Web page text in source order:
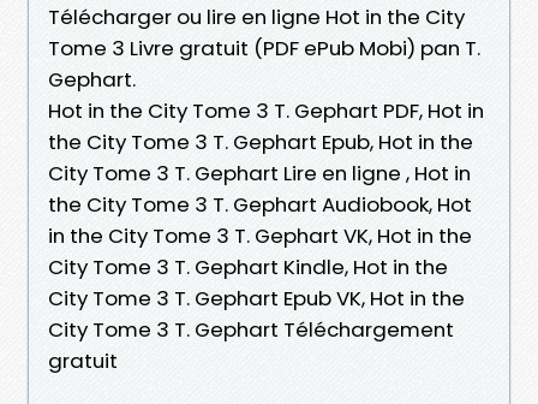
Télécharger ou lire en ligne Hot in the City
Tome 3 Livre gratuit (PDF ePub Mobi) pan T.
Gephart.
Hot in the City Tome 3 T. Gephart PDF, Hot in
the City Tome 3 T. Gephart Epub, Hot in the
City Tome 3 T. Gephart Lire en ligne , Hot in
the City Tome 3 T. Gephart Audiobook, Hot
in the City Tome 3 T. Gephart VK, Hot in the
City Tome 3 T. Gephart Kindle, Hot in the
City Tome 3 T. Gephart Epub VK, Hot in the
City Tome 3 T. Gephart Téléchargement
gratuit